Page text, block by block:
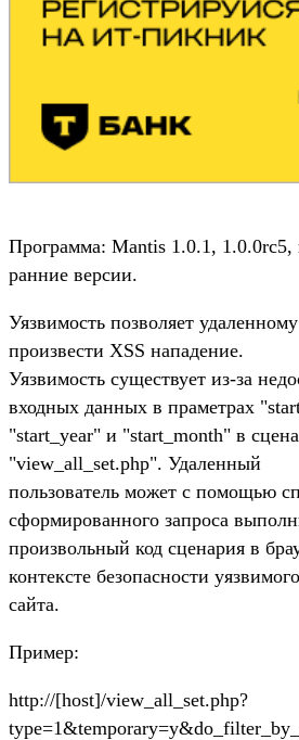
Программа: Mantis 1.0.1, 1.0.0rc5,
ранние версии.
Уязвимость позволяет
произвести XSS нападение.
Уязвимость существует из-за
входных данных в праметрах
"start_year" и "start_month" в
"view_all_set.php". Удаленный
пользователь может с помощью
сформированного запроса
произвольный код сценария в
контексте безопасности уязвимого
сайта.
Пример:
http://[host]/view_all_set.php?